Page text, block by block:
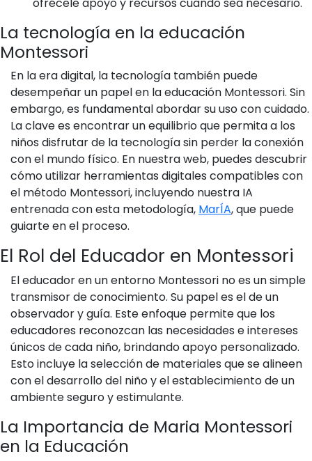
La tecnología en la educación
Montessori
En la era digital, la tecnología también puede
desempeñar un papel en la educación Montessori. Sin
embargo, es fundamental abordar su uso con cuidado.
La clave es encontrar un equilibrio que permita a los
niños disfrutar de la tecnología sin perder la conexión
con el mundo físico. En nuestra web, puedes descubrir
cómo utilizar herramientas digitales compatibles con
el método Montessori, incluyendo nuestra IA
entrenada con esta metodología, MarÍA, que puede
guiarte en el proceso.
El Rol del Educador en Montessori
El educador en un entorno Montessori no es un simple
transmisor de conocimiento. Su papel es el de un
observador y guía. Este enfoque permite que los
educadores reconozcan las necesidades e intereses
únicos de cada niño, brindando apoyo personalizado.
Esto incluye la selección de materiales que se alineen
con el desarrollo del niño y el establecimiento de un
ambiente seguro y estimulante.
La Importancia de Maria Montessori
en la Educación